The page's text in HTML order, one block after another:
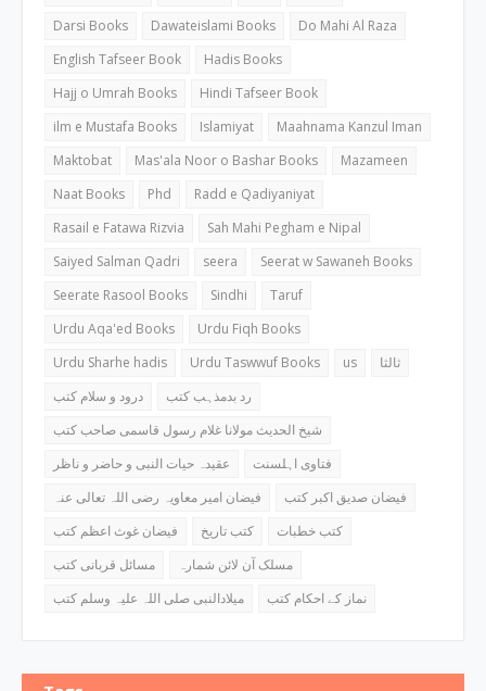
Darsi Books
Dawateislami Books
Do Mahi Al Raza
English Tafseer Book
Hadis Books
Hajj o Umrah Books
Hindi Tafseer Book
ilm e Mustafa Books
Islamiyat
Maahnama Kanzul Iman
Maktobat
Mas'ala Noor o Bashar Books
Mazameen
Naat Books
Phd
Radd e Qadiyaniyat
Rasail e Fatawa Rizvia
Sah Mahi Pegham e Nipal
Saiyed Salman Qadri
seera
Seerat w Sawaneh Books
Seerate Rasool Books
Sindhi
Taruf
Urdu Aqa'ed Books
Urdu Fiqh Books
Urdu Sharhe hadis
Urdu Taswwuf Books us
ثالثا
درود و سلام کتب
رد بدمذہب کتب
شیخ الحدیث مولانا غلام رسول قاسمی صاحب کتب
عقیدہ حیات النبی و حاضر و ناظر
فتاوی اہلسنت
فیضان امیر معاویہ رضی اللہ تعالی عنہ
فیضان صدیق اکبر کتب
فیضان غوث اعظم کتب
کتب تاریخ
کتب خطبات
مسائل قربانی کتب
مسلک آن لائن شمارہ
میلادالنبی صلی اللہ علیہ وسلم کتب
نماز کے احکام کتب